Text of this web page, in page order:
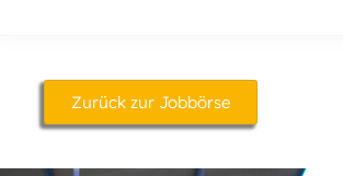
Zurück zur Jobbörse